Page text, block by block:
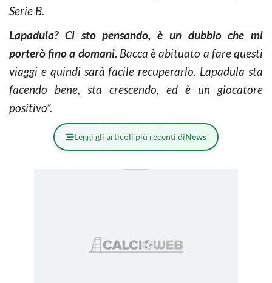
Serie B.
Lapadula? Ci sto pensando, è un dubbio che mi
porterò fino a domani.Bacca è abituato a fare questi
viaggi e quindi sarà facile recuperarlo. Lapadula sta
facendo bene, sta crescendo, ed è un giocatore
positivo”.
Leggi gli articoli più recenti diNews